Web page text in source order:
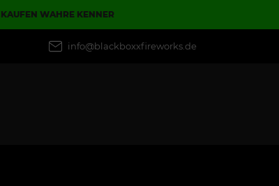
WAHRE KENNER
info@blackboxxfireworks.de